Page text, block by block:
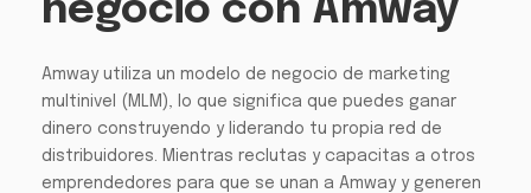
negocio con Amway
Amway utiliza un modelo de negocio de marketing
multinivel (MLM), lo que significa que puedes ganar
dinero construyendo y liderando tu propia red de
distribuidores. Mientras reclutas y capacitas a otros
emprendedores para que se unan a Amway y generen